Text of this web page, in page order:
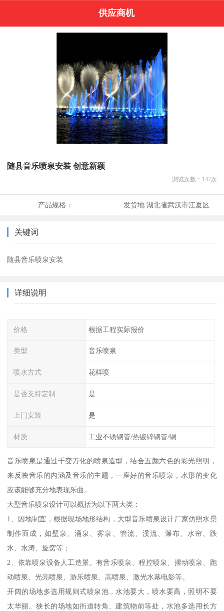
供应商机
随县音乐喷泉安装 创意新颖
浏览次数： 147次
产品规格： 发货地:湖北省武汉市江夏区
关键词
随县音乐喷泉安装
详细说明
价格 根据工程实际报价
类型 音乐喷泉
喷水方式 花样喷
是否支持定制 是
上门安装 是
材质 工业不锈钢管/热镀锌钢管/铜
音乐喷泉是通过千变万化的喷泉造型，结合五颜六色的彩光照明，
来反映音乐的内涵及音乐的主题，一座好的音乐喷泉，水形的变化
应该能够充分地表现乐曲。
大型音乐喷泉设计可以概括为以下两大类：
1、因地制宜，根据现场地形结构，大型音乐喷泉设计厂家仿照水景
制作而成，如壁泉、涌泉、雾泉、管流、溪流、瀑布、水帘、跌
水、水涛、旋窝等；
2、依靠喷泉设备人工造景。有音乐喷泉、程控喷泉、摆动喷泉、跑
动喷泉、光亮喷泉、游乐喷泉、高喷泉、激光水幕电影等。
开阔的场地多选用规则式喷泉池，水池要大，喷水要高，照明不要
太华丽。狭长的场地如街道转角、建筑物前等处，水池多选用长方